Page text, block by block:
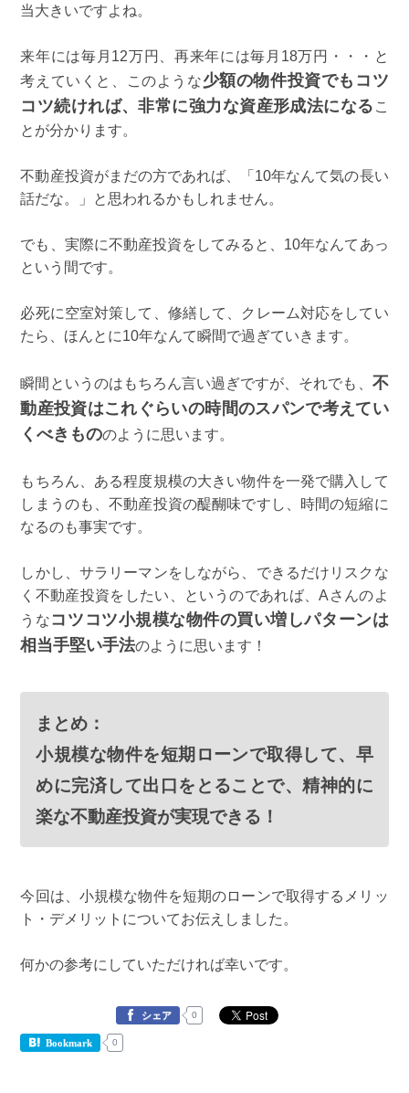
当大きいですよね。
来年には毎月12万円、再来年には毎月18万円・・・と
考えていくと、このような少額の物件投資でもコツ
コツ続ければ、非常に強力な資産形成法になる こ
とが分かります。
不動産投資がまだの方であれば、「10年なんて気の長い
話だな。」と思われるかもしれません。
でも、実際に不動産投資をしてみると、10年なんてあっ
という間です。
必死に空室対策して、修繕して、クレーム対応をしてい
たら、ほんとに10年なんて瞬間で過ぎていきます。
瞬間というのはもちろん言い過ぎですが、それでも、 不
動産投資はこれぐらいの時間のスパンで考えてい
くべきもののように思います。
もちろん、ある程度規模の大きい物件を一発で購入して
しまうのも、不動産投資の醍醐味ですし、時間の短縮に
なるのも事実です。
しかし、サラリーマンをしながら、できるだけリスクな
く不動産投資をしたい、というのであれば、Aさんのよ
うなコツコツ小規模な物件の買い増しパターンは
相当手堅い手法のように思います！
まとめ：
小規模な物件を短期ローンで取得して、早
めに完済して出口をとることで、精神的に
楽な不動産投資が実現できる！
今回は、小規模な物件を短期のローンで取得するメリッ
ト・デメリットについてお伝えしました。
何かの参考にしていただければ幸いです。
シェア 0
Bookmark 0